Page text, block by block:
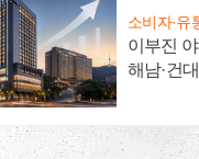
소비자·유
이부진
해남·건